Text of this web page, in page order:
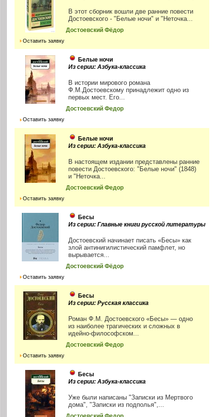
В этот сборник вошли две ранние повести
Достоевского - "Белые ночи" и "Неточка...
Достоевский Фёдор
Оставить заявку
Белые ночи
Из серии: Азбука-классика
В истории мирового романа
Ф.М.Достоевскому принадлежит одно из
первых мест. Его...
Достоевский Федор
Оставить заявку
Белые ночи
Из серии: Азбука-классика
В настоящем издании представлены ранние
повести Достоевского: "Белые ночи" (1848)
и "Неточка...
Достоевский Федор
Оставить заявку
Бесы
Из серии: Главные книги русской литературы
Достоевский начинает писать «Бесы» как
злой антинигилистический памфлет, но
вырывается...
Достоевский Фёдор
Оставить заявку
Бесы
Из серии: Русская классика
Роман Ф.М. Достоевского «Бесы» — одно
из наиболее трагических и сложных в
идейно-философском...
Достоевский Федор
Оставить заявку
Бесы
Из серии: Азбука-классика
Уже были написаны "Записки из Мертвого
дома", "Записки из подполья",...